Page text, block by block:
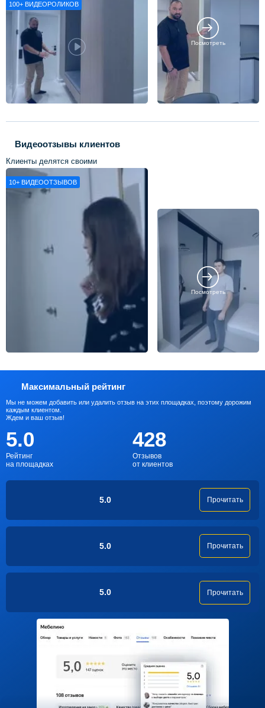
100+ ВИДЕОРОЛИКОВ
Посмотреть
Видеоотзывы клиентов
Клиенты делятся своими
впечатлениями о нашей работе
10+ ВИДЕООТЗЫВОВ
Посмотреть
Максимальный рейтинг
Мы не можем добавить или удалить отзыв на этих площадках, поэтому дорожим
каждым клиентом.
Ждем и ваш отзыв!
5.0
Рейтинг
на площадках
428
Отзывов
от клиентов
5.0 Прочитать
5.0 Прочитать
5.0 Прочитать